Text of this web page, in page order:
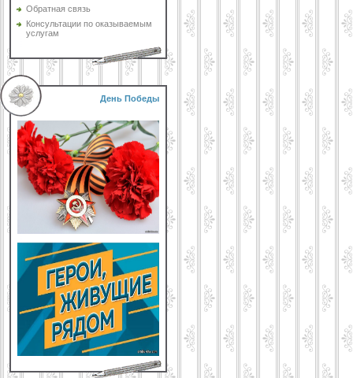
Обратная связь
Консультации по оказываемым
услугам
День Победы